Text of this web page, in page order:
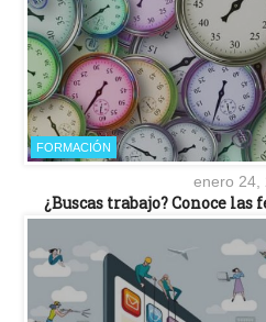
FORMACIÓN
enero 24,
¿Buscas trabajo? Conoce